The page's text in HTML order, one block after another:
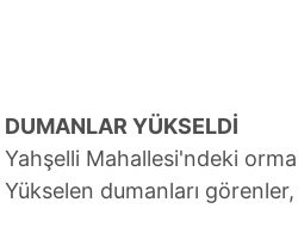
DUMANLAR YÜKSELDİ
Yahşelli Mahallesi'ndeki
Yükselen dumanları